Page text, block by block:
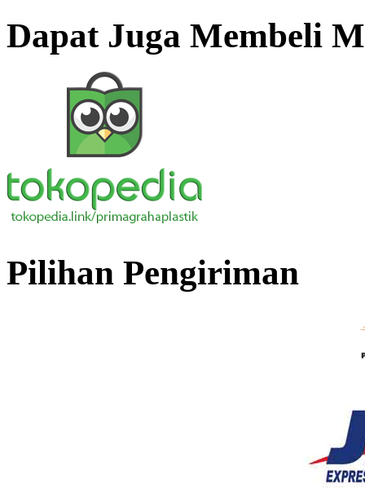
Dapat Juga Membeli
Pilihan Pengiriman